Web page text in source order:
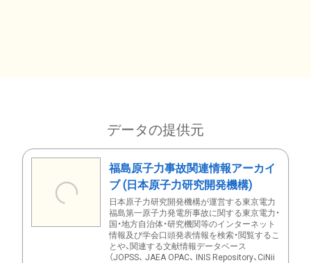
データの提供元
福島原子力事故関連情報アーカイ
ブ (日本原子力研究開発機構)
日本原子力研究開発機構が運営する東京電力
福島第一原子力発電所事故に関する東京電力・
国・地方自治体・研究機関等のインターネット
情報及び学会口頭発表情報を検索・閲覧するこ
とや、関連する文献情報データベース
（JOPSS、 JAEA OPAC、 INIS Repository、CiNii